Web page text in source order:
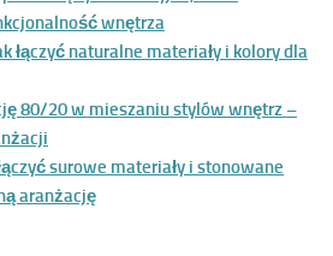
wnętrza
łączyć naturalne materiały i kolory dla
80/20 w mieszaniu stylów wnętrz –
surowe materiały i stonowane
aranżację